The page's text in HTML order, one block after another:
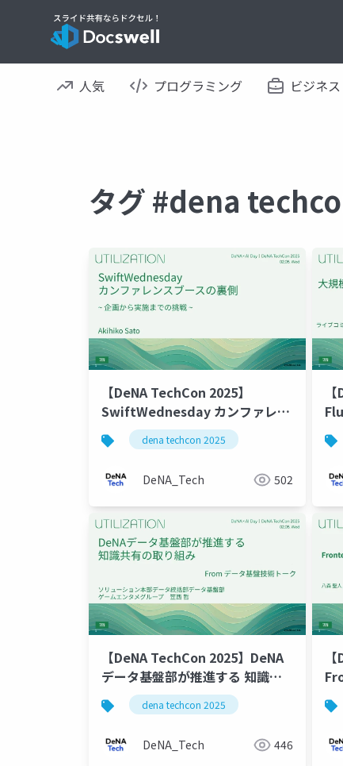
人気 プログラミング ビジネス
タグ #dena
【DeNA TechCon 2025】
SwiftWednesday カンファレン
スブースの裏側 ~企画から実践ま
での挑戦~
dena techcon 2025
DeNA_Tech 502
態
【DeNA TechCon 2025】DeNA
データ基盤部が推進する 知識共
有の取り組みdena techcon 2025
DeNA_Tech 446
1